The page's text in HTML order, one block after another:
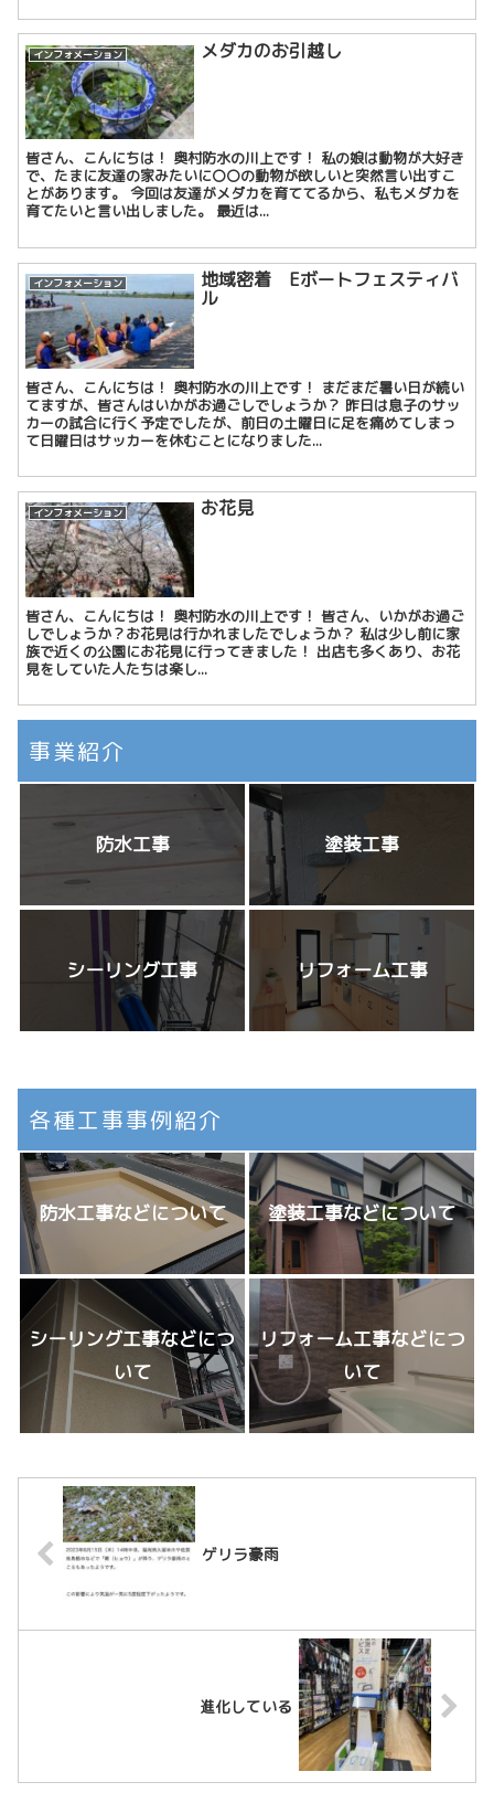
インフォメーション メダカのお引越し
皆さん、こんにちは！ 奥村防水の川上です！ 私の娘は動物が大好き
で、たまに友達の家みたいに〇〇の動物が欲しいと突然言い出すこ
とがあります。 今回は友達がメダカを育ててるから、私もメダカを
育てたいと言い出しました。 最近は...
インフォメーション 地域密着 Eボートフェスティバ
ル
皆さん、こんにちは！ 奥村防水の川上です！ まだまだ暑い日が続い
てますが、皆さんはいかがお過ごしでしょうか？ 昨日は息子のサッ
カーの試合に行く予定でしたが、前日の土曜日に足を痛めてしまっ
て日曜日はサッカーを休むことになりました...
インフォメーション お花見
皆さん、こんにちは！ 奥村防水の川上です！ 皆さん、いかがお過ご
しでしょうか？お花見は行かれましたでしょうか？ 私は少し前に家
族で近くの公園にお花見に行ってきました！ 出店も多くあり、お花
見をしていた人たちは楽し...
事業紹介
防水工事 塗装工事
シーリング工事 リフォーム工事
各種工事事例紹介
防水工事などについて 塗装工事などについて
シーリング工事などにつ
いて
リフォーム工事などにつ
いて
ゲリラ豪雨
進化している